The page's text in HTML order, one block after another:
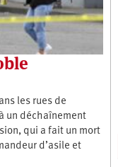
les rues de
un déchaînement
qui a fait un mort
d’asile et